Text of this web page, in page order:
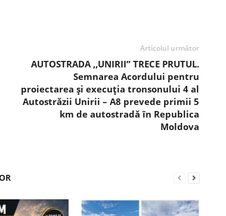
Articolul următor
AUTOSTRADA ,,UNIRII” TRECE PRUTUL.
Semnarea Acordului pentru
proiectarea și execuția tronsonului 4 al
Autostrăzii Unirii – A8 prevede primii 5
km de autostradă în Republica
Moldova